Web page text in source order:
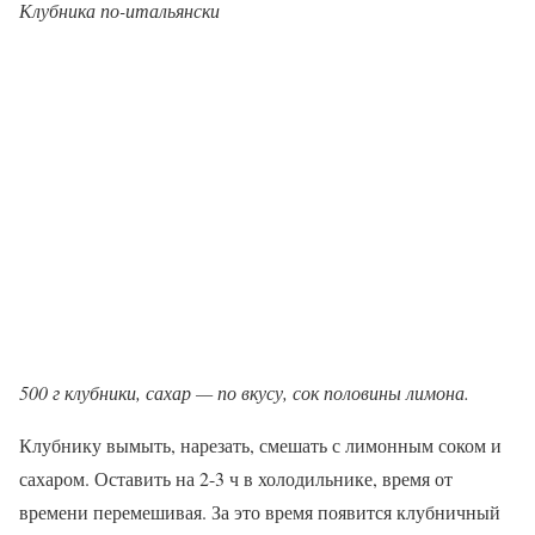
Клубника по-итальянски
500 г клубники, сахар — по вкусу, сок половины лимона.
Клубнику вымыть, нарезать, смешать с лимонным соком и
сахаром. Оставить на 2-3 ч в холодильнике, время от
времени перемешивая. За это время появится клубничный